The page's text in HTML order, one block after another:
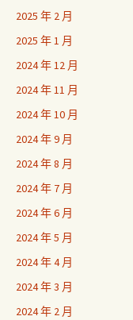
2025 年 2 月
2025 年 1 月
2024 年 12 月
2024 年 11 月
2024 年 10 月
2024 年 9 月
2024 年 8 月
2024 年 7 月
2024 年 6 月
2024 年 5 月
2024 年 4 月
2024 年 3 月
2024 年 2 月